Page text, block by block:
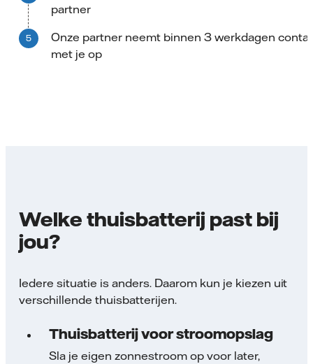
partner
Onze partner neemt binnen 3 werkdagen
met je op
Welke thuisbatterij past bij
jou?
Iedere situatie is anders. Daarom kun je kiezen uit
verschillende thuisbatterijen.
Thuisbatterij voor stroomopslag
Sla je eigen zonnestroom op voor later,